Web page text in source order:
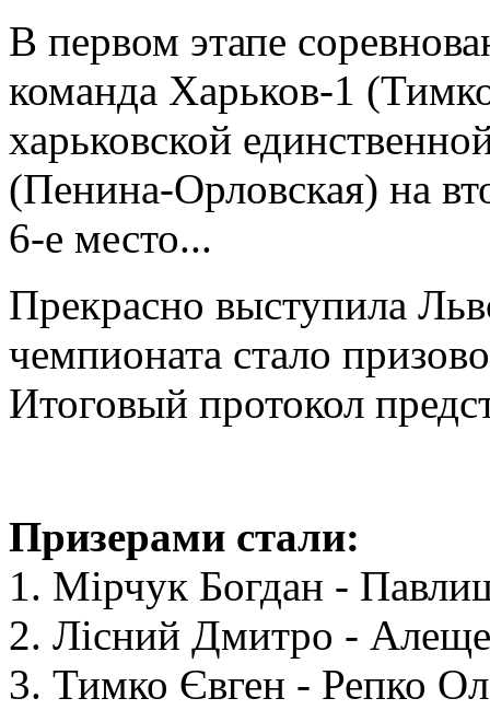
В первом этапе
команда Харьков-1
харьковской
(Пенина-Орловская) на
6-е место...
Прекрасно выступила
чемпионата стало
Итоговый протокол
Призерами стали:
1. Мірчук Богдан -
2. Лісний Дмитро -
3. Тимко Євген - Репко